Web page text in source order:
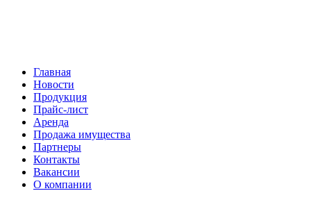
Главная
Новости
Продукция
Прайс-лист
Аренда
Продажа имущества
Партнеры
Контакты
Вакансии
О компании